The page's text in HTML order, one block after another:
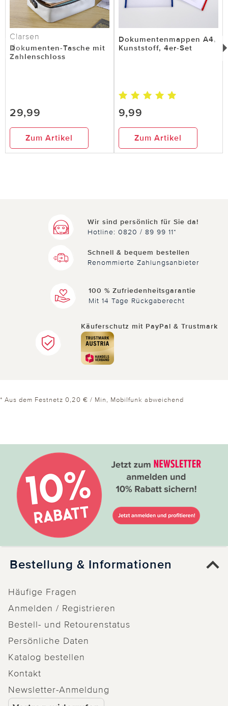
Clarsen
Dokumenten-Tasche mit
Zahlenschloss
29,99
Zum Artikel
Dokumentenmappen A4,
Kunststoff, 4er-Set
9,99
Zum Artikel
Wir sind persönlich für Sie da!
Hotline: 0820 / 89 99 11*
Schnell & bequem bestellen
Renommierte Zahlungsanbieter
100 % Zufriedenheitsgarantie
Mit 14 Tage Rückgaberecht
Käuferschutz mit PayPal & Trustmark
* Aus dem Festnetz 0,20 € / Min, Mobilfunk abweichend
Bestellung & Informationen
Häufige Fragen
Anmelden / Registrieren
Bestell- und Retourenstatus
Persönliche Daten
Katalog bestellen
Kontakt
Newsletter-Anmeldung